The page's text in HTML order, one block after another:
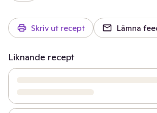
Skriv ut recept Lämna
Liknande recept